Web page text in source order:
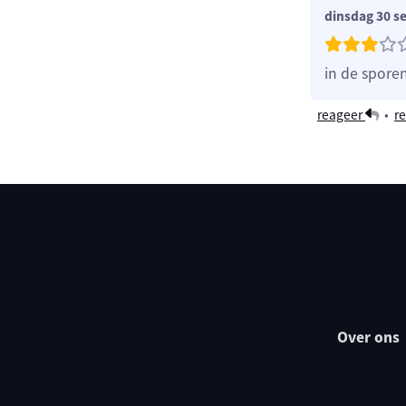
dinsdag 30
in de
reageer •
Over ons